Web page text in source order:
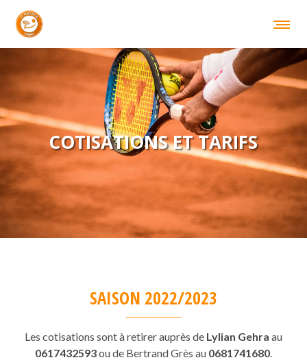
COTISATIONS ET TARIFS
SAISON 2022/2023
Les cotisations sont à retirer auprès de Lylian Gehra au
0617432593ou de Bertrand Grès au 0681741680.